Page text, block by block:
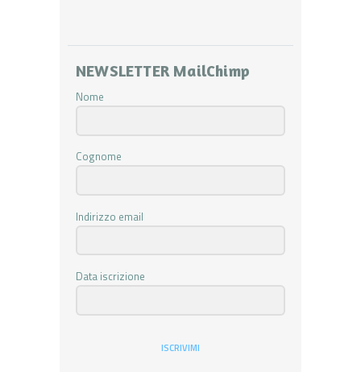
NEWSLETTER MailChimp
Nome
Cognome
Indirizzo email
Data iscrizione
ISCRIVIMI